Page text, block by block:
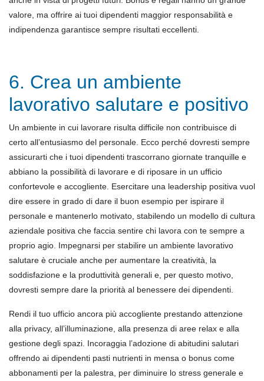
valore, ma offrire ai tuoi dipendenti maggior responsabilità e
indipendenza garantisce sempre risultati eccellenti.
6. Crea un ambiente
lavorativo salutare e positivo
Un ambiente in cui lavorare risulta difficile non contribuisce di
certo all’entusiasmo del personale. Ecco perché dovresti sempre
assicurarti che i tuoi dipendenti trascorrano giornate tranquille e
abbiano la possibilità di lavorare e di riposare in un ufficio
confortevole e accogliente. Esercitare una leadership positiva vuol
dire essere in grado di dare il buon esempio per ispirare il
personale e mantenerlo motivato, stabilendo un modello di cultura
aziendale positiva che faccia sentire chi lavora con te sempre a
proprio agio. Impegnarsi per stabilire un ambiente lavorativo
salutare è cruciale anche per aumentare la creatività, la
soddisfazione e la produttività generali e, per questo motivo,
dovresti sempre dare la priorità al benessere dei dipendenti.
Rendi il tuo ufficio ancora più accogliente prestando attenzione
alla privacy, all’illuminazione, alla presenza di aree relax e alla
gestione degli spazi. Incoraggia l’adozione di abitudini salutari
offrendo ai dipendenti pasti nutrienti in mensa o bonus come
abbonamenti per la palestra, per diminuire lo stress generale e